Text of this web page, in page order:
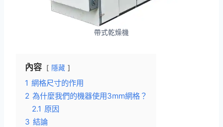
帶式乾燥機
內容 隱藏
1 網格尺寸的作用
2 為什麼我們的機器使用3mm網格？
2.1 原因
3 結論